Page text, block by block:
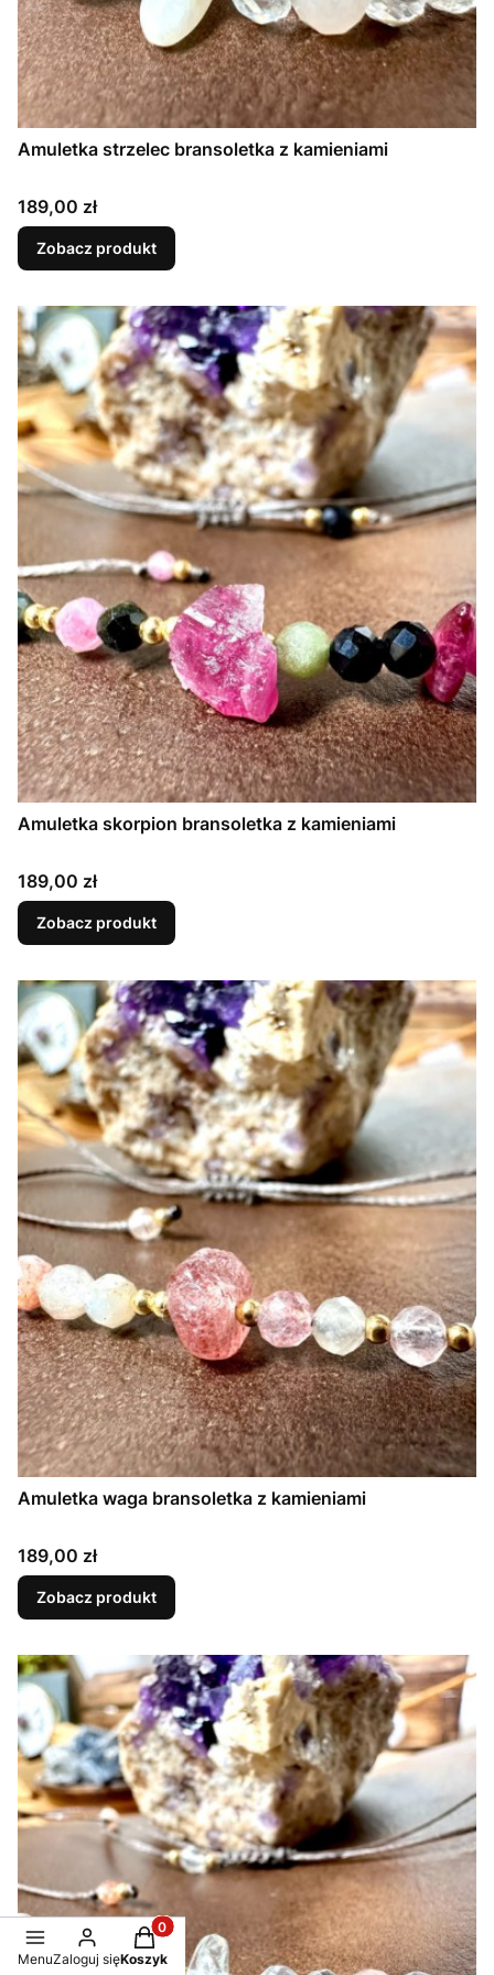
Amuletka strzelec bransoletka z kamieniami
Cena
189,00 zł
Zobacz produkt
Amuletka skorpion bransoletka z kamieniami
Cena
189,00 zł
Zobacz produkt
Amuletka waga bransoletka z kamieniami
Cena
189,00 zł
Zobacz produkt
MenuZaloguj się
Produkty w koszyku: 0. Zobacz szczegóły
Koszyk